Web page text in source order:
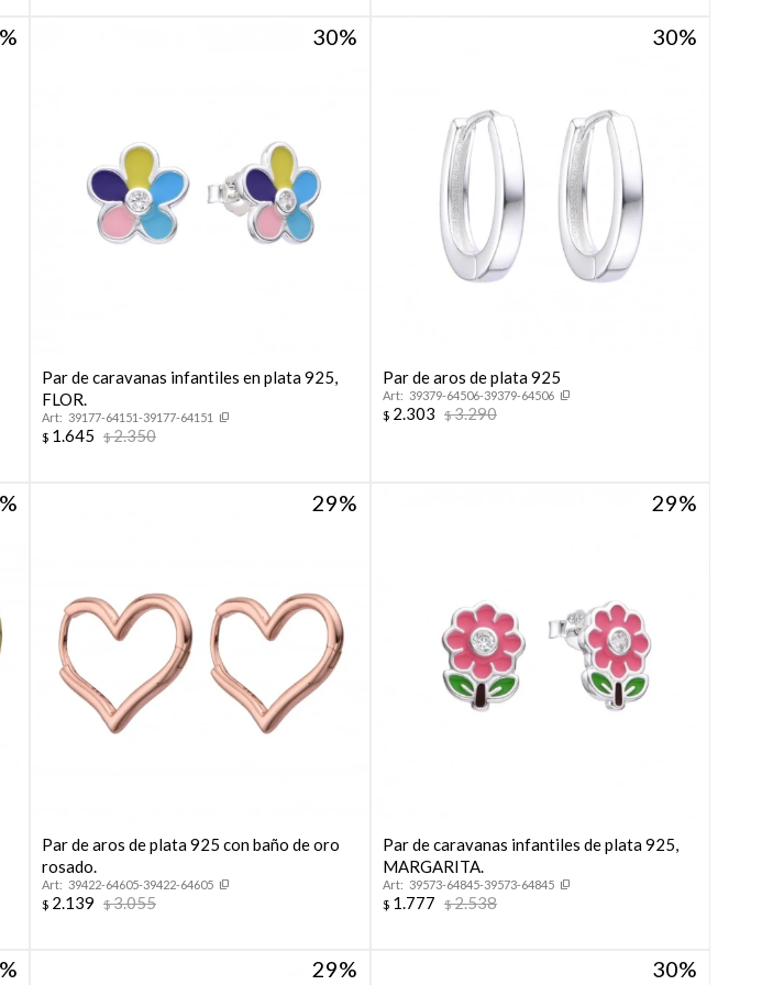
30
Par de caravanas infantiles en plata 925,
FLOR.
39177-64151-39177-64151
$ 1.645 $2.350
30
Par de aros de plata 925
39379-64506-39379-64506
$ 2.303 $3.290
29
Par de aros de plata 925 con baño de oro
rosado.
39422-64605-39422-64605
$ 2.139 $3.055
29
Par de caravanas infantiles de plata 925,
MARGARITA.
39573-64845-39573-64845
$ 1.777 $2.538
29 30